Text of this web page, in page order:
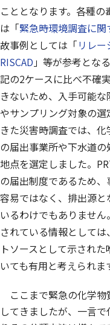
こととなります。各種
は「緊急時環境調査に
故事例としては「リレ
RISCAD 」等が参考とな
記の2ケースに比べ不確
きないため、入手可能
やサンプリング対象の
きた災害時調査では、化
の届出事業所や下水道
地点を選定しました。
の届出制度であるため
容易ではなく、排出源
いるわけでもありませ
されている情報として
トソースとして示され
いても有用と考えられま
ここまで緊急の化学物
してきましたが、一言